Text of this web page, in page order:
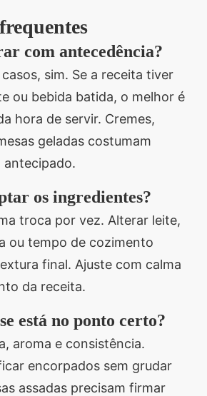
com antecedência?
sim. Se a receita tiver
ou bebida batida, o melhor é
hora de servir. Cremes,
geladas costumam
antecipado.
os ingredientes?
troca por vez. Alterar leite,
ou tempo de cozimento
final. Ajuste com calma
da receita.
está no ponto certo?
aroma e consistência.
encorpados sem grudar
assadas precisam firmar